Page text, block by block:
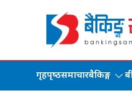
गृहपृष्‍ठसमाचारबैकिङ्ग